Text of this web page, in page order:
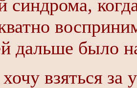
синдрома,
дальше было
взяться за